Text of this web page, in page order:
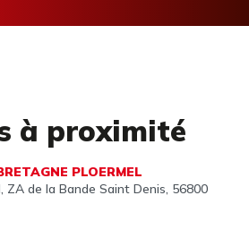
à proximité
PLOERMEL
ZA de la Bande Saint Denis, 56800